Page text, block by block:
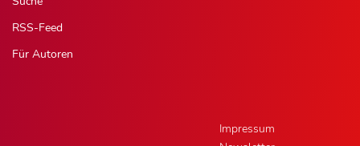
RSS-Feed
Für Autoren
Impressum